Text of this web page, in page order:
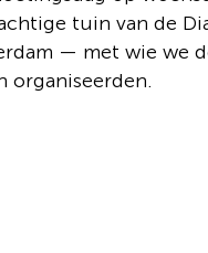
tuin van de
— met wie we
organiseerden.